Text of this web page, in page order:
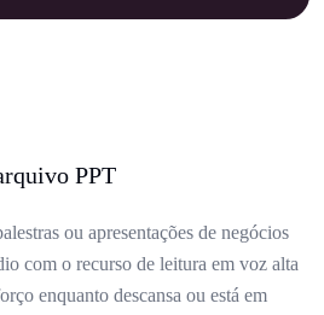
PPT
ou apresentações de negócios
com o recurso de leitura em voz alta
enquanto descansa ou está em